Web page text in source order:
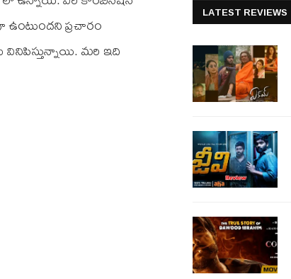
ఉంటుందని ప్రచారం
వినిపిస్తున్నాయి. మరి ఇది
LATEST REVIEWS